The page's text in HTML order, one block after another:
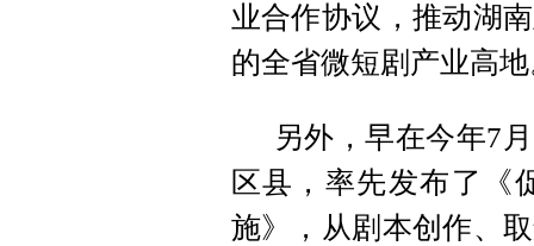
业合作协议，推动湖
的全省微短剧产业高
另外，早在今年7
区县，率先发布了《
施》，从剧本创作、